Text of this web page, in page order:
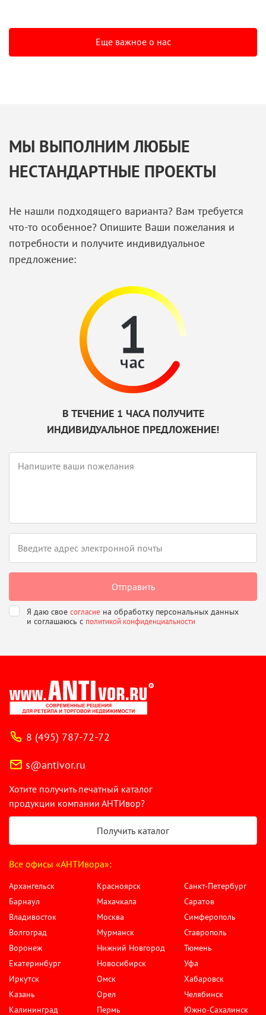
Еще важное о нас
МЫ ВЫПОЛНИМ ЛЮБЫЕ
НЕСТАНДАРТНЫЕ ПРОЕКТЫ
Не нашли подходящего варианта? Вам требуется
что-то особенное? Опишите Ваши пожелания и
потребности и получите индивидуальное
предложение:
В ТЕЧЕНИЕ 1 ЧАСА ПОЛУЧИТЕ
ИНДИВИДУАЛЬНОЕ ПРЕДЛОЖЕНИЕ!
Я даю свое согласие на обработку персональных данных
и соглашаюсь с политикой конфиденциальности
8 (495) 787-72-72
s@antivor.ru
Хотите получить печатный каталог
продукции компании АНТИвор?
Получить каталог
Все офисы «АНТИвора»:
Архангельск
Барнаул
Владивосток
Волгоград
Воронеж
Екатеринбург
Иркутск
Казань
Калининград
Красноярск
Махачкала
Москва
Мурманск
Нижний Новгород
Новосибирск
Омск
Орел
Пермь
Санкт-Петербург
Саратов
Симферополь
Ставрополь
Тюмень
Уфа
Хабаровск
Челябинск
Южно-Сахалинск